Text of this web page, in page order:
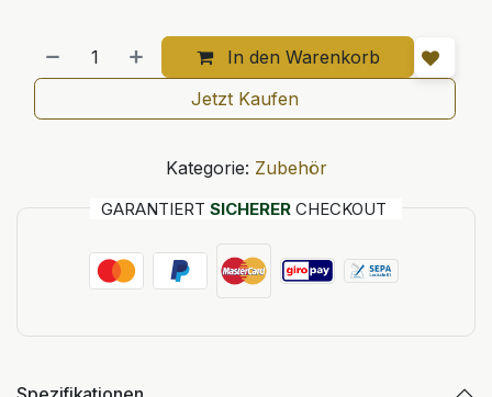
In den Warenkorb
Jetzt Kaufen
Kategorie: Zubehör
GARANTIERT SICHERER CHECKOUT